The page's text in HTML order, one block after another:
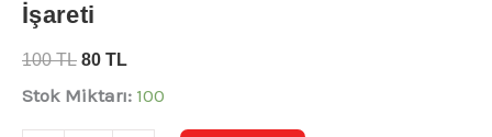
İşareti
100TL 80 TL
Stok Miktarı: 100